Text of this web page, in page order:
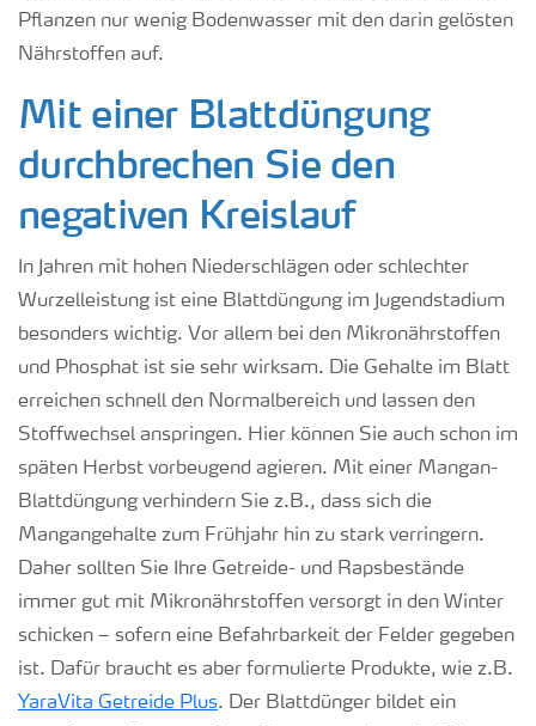
Pflanzen nur wenig Bodenwasser mit den darin gelösten
Nährstoffen auf.
Mit einer Blattdüngung
durchbrechen Sie den
negativen Kreislauf
In Jahren mit hohen Niederschlägen oder schlechter
Wurzelleistung ist eine Blattdüngung im Jugendstadium
besonders wichtig. Vor allem bei den Mikronährstoffen
und Phosphat ist sie sehr wirksam. Die Gehalte im Blatt
erreichen schnell den Normalbereich und lassen den
Stoffwechsel anspringen. Hier können Sie auch schon im
späten Herbst vorbeugend agieren. Mit einer Mangan-
Blattdüngung verhindern Sie z.B., dass sich die
Mangangehalte zum Frühjahr hin zu stark verringern.
Daher sollten Sie Ihre Getreide- und Rapsbestände
immer gut mit Mikronährstoffen versorgt in den Winter
schicken – sofern eine Befahrbarkeit der Felder gegeben
ist. Dafür braucht es aber formulierte Produkte, wie z.B.
YaraVita Getreide Plus. Der Blattdünger bildet ein